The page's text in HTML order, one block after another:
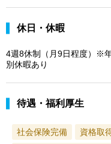
休日・休暇
4週8休制（月9日程度）※
別休暇あり
待遇・福利厚生
社会保険完備 資格取